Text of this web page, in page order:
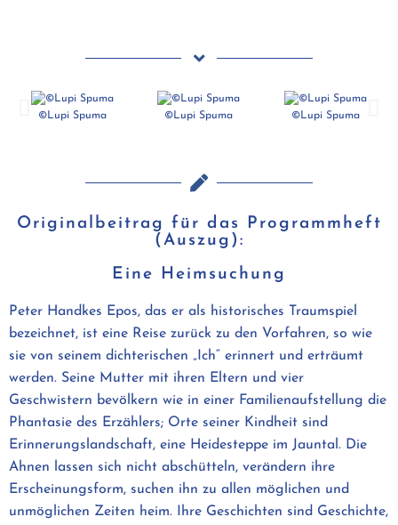
©Lupi Spuma ©Lupi Spuma ©Lupi Spuma
Originalbeitrag für das Programmheft
(Auszug):
Eine Heimsuchung
Peter Handkes Epos, das er als historisches Traumspiel
bezeichnet, ist eine Reise zurück zu den Vorfahren, so wie
sie von seinem dichterischen „Ich“ erinnert und erträumt
werden. Seine Mutter mit ihren Eltern und vier
Geschwistern bevölkern wie in einer Familienaufstellung die
Phantasie des Erzählers; Orte seiner Kindheit sind
Erinnerungslandschaft, eine Heidesteppe im Jauntal. Die
Ahnen lassen sich nicht abschütteln, verändern ihre
Erscheinungsform, suchen ihn zu allen möglichen und
unmöglichen Zeiten heim. Ihre Geschichten sind Geschichte,